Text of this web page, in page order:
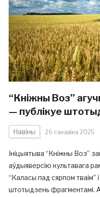
“Кніжны Воз”
— публікуе
Навіны 26 сакавіка 2025
Ініцыятыва “Кніжны Воз”
аўдыяверсію культавага
“Каласы пад сярпом тваім”
штотыдзень фрагментамі.